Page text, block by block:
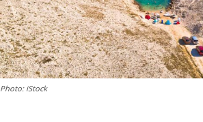
Photo: iStock